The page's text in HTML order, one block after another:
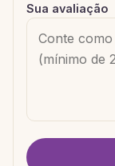
Sua avaliação